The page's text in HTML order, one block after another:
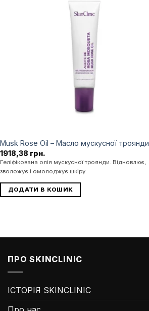
Musk Rose Oil – Масло мускусної троянди
1918,38 грн.
Геліфікована олія мускусної троянди. Відновлює,
зволожує і омолоджує шкіру.
ДОДАТИ В КОШИК
ПРО SKINCLINIC
ІСТОРІЯ SKINCLINIC